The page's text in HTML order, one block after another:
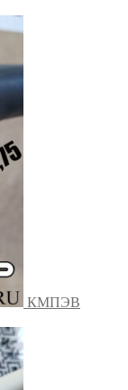
КМПЭВ